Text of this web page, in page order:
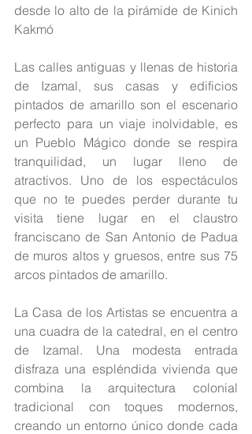
desde lo alto de la pirámide de Kinich
Kakmó
Las calles antiguas y llenas de historia
de Izamal, sus casas y edificios
pintados de amarillo son el escenario
perfecto para un viaje inolvidable, es
un Pueblo Mágico donde se respira
tranquilidad, un lugar lleno de
atractivos. Uno de los espectáculos
que no te puedes perder durante tu
visita tiene lugar en el claustro
franciscano de San Antonio de Padua
de muros altos y gruesos, entre sus 75
arcos pintados de amarillo.
La Casa de los Artistas se encuentra a
una cuadra de la catedral, en el centro
de Izamal. Una modesta entrada
disfraza una espléndida vivienda que
combina la arquitectura colonial
tradicional con toques modernos,
creando un entorno único donde cada